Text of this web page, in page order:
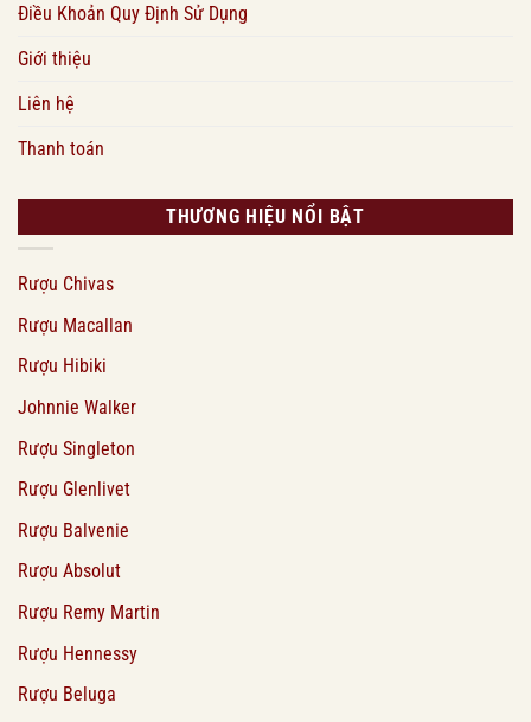
Điều Khoản Quy Định Sử Dụng
Giới thiệu
Liên hệ
Thanh toán
THƯƠNG HIỆU NỔI BẬT
Rượu Chivas
Rượu Macallan
Rượu Hibiki
Johnnie Walker
Rượu Singleton
Rượu Glenlivet
Rượu Balvenie
Rượu Absolut
Rượu Remy Martin
Rượu Hennessy
Rượu Beluga